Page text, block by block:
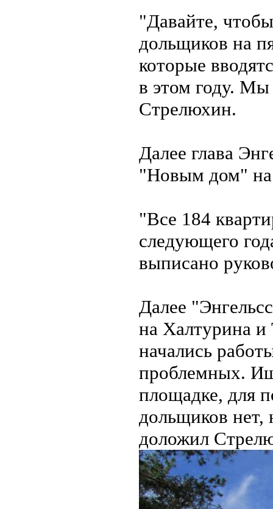
"Давайте,
дольщиков на
которые
в этом году. Мы
Стрелюхин.
Далее глава
"Новым дом" на
"Все 184
следующего
выписано
Далее
на Халтурина и
начались
проблемных.
площадке, для
дольщиков
доложил